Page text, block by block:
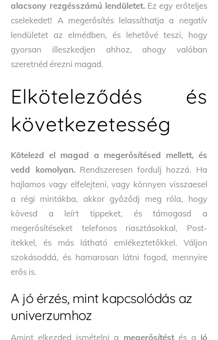
alacsony rezgésszámú lendületet.Ez egy erőteljes
cselekedet! A megerősítés lelassíthatja a negatív
lendületet az elmédben, és lehetővé teszi, hogy
gyorsan illeszkedjen ahhoz, ahogy valóban
szeretnéd érezni magad.
Elköteleződés és
következetesség
Kötelezd el magad a megerősítésed mellett, és
vedd komolyan.Rendszeresen fordulj hozzá. Ha
hajlamos vagy elfelejteni, vagy könnyen visszaesel
a régi mintákba, akkor győződj meg róla, hogy
kövesd a leírt tippeket, és támogasd a
megerősítéseket telefonos riasztásokkal, Post-
itekkel, és más látható emlékeztetőkkel. Váljon
szokásoddá, és hamarosan látni fogod, mennyire
erős is.
A jó érzés, mint kapcsolódás az
univerzumhoz
Amint elkezded ismételni a megerősítéstés a jó